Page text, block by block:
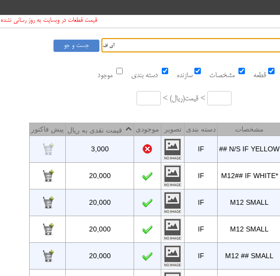
قیمت قطعات در وبسایت به روز رسانی نشده است 10:10:01
موجود دسته بندی سازنده مشخصات قطعه
< ریال قیمت <
پیش فاکتور موجودی تصویر دسته بندی مشخصات
3,000 IF ## N/S IF YELLOW
20,000 IF M12## IF WHITE*
20,000 IF M12 SMALL
20,000 IF M12 SMALL
20,000 IF M12 ## SMALL